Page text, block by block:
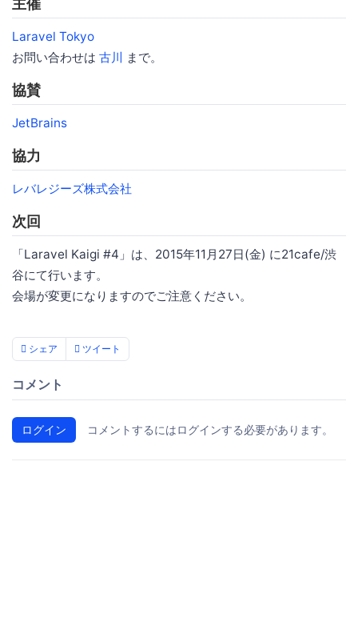
主催
Laravel Tokyo
お問い合わせは 古川 まで。
協賛
JetBrains
協力
レバレジーズ株式会社
次回
「Laravel Kaigi #4」は、2015年11月27日(金) に21cafe/渋
谷にて行います。
会場が変更になりますのでご注意ください。
シェア ツイート
コメント
ログイン コメントするにはログインする必要があります。